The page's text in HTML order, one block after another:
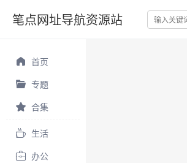
笔点网址导航资源站
首页
专题
合集
生活
办公